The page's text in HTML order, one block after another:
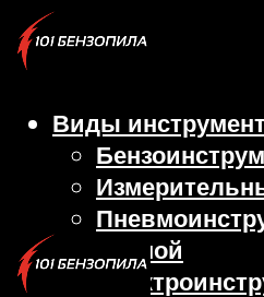
Виды
Ручной